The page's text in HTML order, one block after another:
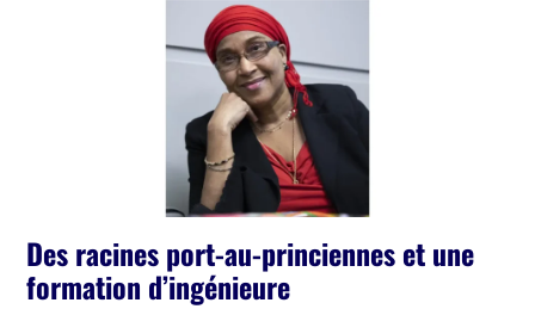
Des racines port-au-princiennes et une
formation d’ingénieure